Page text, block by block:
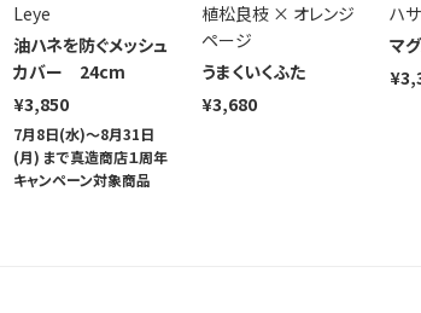
Leye
油ハネを防ぐメッシュ
カバー 24cm
¥3,850
7月8日(水)～8月31日
(月) まで真造商店１周年
キャンペーン対象商品
植松良枝 × オレンジ
ページ
うまくいくふた
¥3,680
ハ
マ